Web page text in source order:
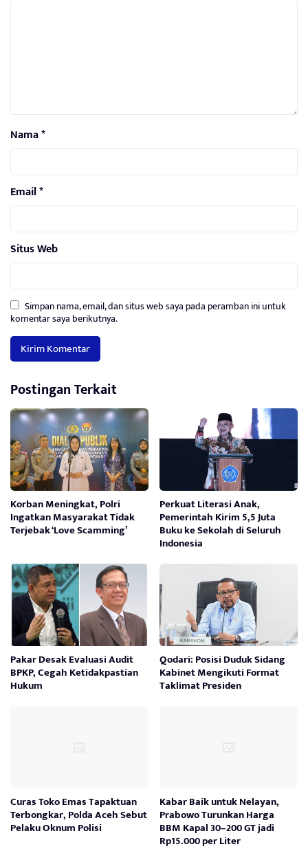
Nama*
Email*
Situs Web
Simpan nama, email, dan situs web saya pada peramban ini untuk
komentar saya berikutnya.
Postingan Terkait
Korban Meningkat, Polri
Ingatkan Masyarakat Tidak
Terjebak ‘Love Scamming’
Perkuat Literasi Anak,
Pemerintah Kirim 5,5 Juta
Buku ke Sekolah di Seluruh
Indonesia
Pakar Desak Evaluasi Audit
BPKP, Cegah Ketidakpastian
Hukum
Qodari: Posisi Duduk Sidang
Kabinet Mengikuti Format
Taklimat Presiden
Curas Toko Emas Tapaktuan
Terbongkar, Polda Aceh Sebut
Pelaku Oknum Polisi
Kabar Baik untuk Nelayan,
Prabowo Turunkan Harga
BBM Kapal 30–200 GT jadi
Rp15.000 per Liter